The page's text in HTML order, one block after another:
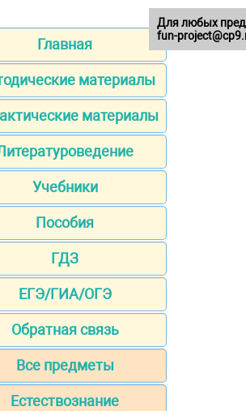
Главная
материалы
материалы
Учебники
Пособия
ГДЗ
ЕГЭ/ГИА/ОГЭ
Обратная связь
Все предметы
Естествознание
Для любых
fun-